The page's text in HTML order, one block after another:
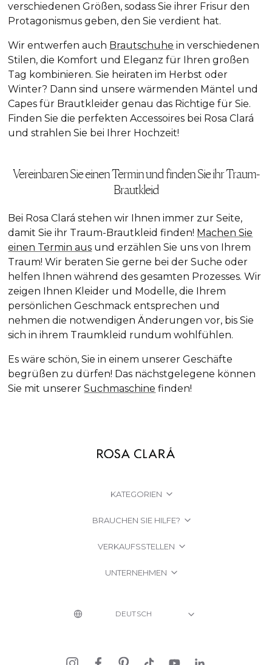
verschiedenen Größen, sodass Sie ihrer Frisur den
Protagonismus geben, den Sie verdient hat.
Wir entwerfen auch Brautschuhe in verschiedenen
Stilen, die Komfort und Eleganz für Ihren großen
Tag kombinieren. Sie heiraten im Herbst oder
Winter? Dann sind unsere wärmenden Mäntel und
Capes für Brautkleider genau das Richtige für Sie.
Finden Sie die perfekten Accessoires bei Rosa Clará
und strahlen Sie bei Ihrer Hochzeit!
Vereinbaren Sie einen Termin und finden Sie ihr Traum-
Brautkleid
Bei Rosa Clará stehen wir Ihnen immer zur Seite,
damit Sie ihr Traum-Brautkleid finden! Machen Sie
einen Termin aus und erzählen Sie uns von Ihrem
Traum! Wir beraten Sie gerne bei der Suche oder
helfen Ihnen während des gesamten Prozesses. Wir
zeigen Ihnen Kleider und Modelle, die Ihrem
persönlichen Geschmack entsprechen und
nehmen die notwendigen Änderungen vor, bis Sie
sich in ihrem Traumkleid rundum wohlfühlen.
Es wäre schön, Sie in einem unserer Geschäfte
begrüßen zu dürfen! Das nächstgelegene können
Sie mit unsererSuchmaschine finden!
KATEGORIEN
BRAUCHEN SIE HILFE?
VERKAUFSSTELLEN
UNTERNEHMEN